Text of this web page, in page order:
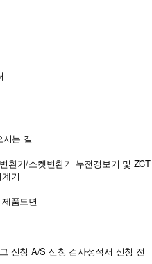
시는 길
변환기/소켓변환기 누전경보기 및 ZCT
기
제품도면
신청 A/S 신청 검사성적서 신청 전